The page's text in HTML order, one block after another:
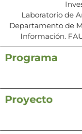
Laboratorio de
Departamento de
Información.
Programa
Proyecto